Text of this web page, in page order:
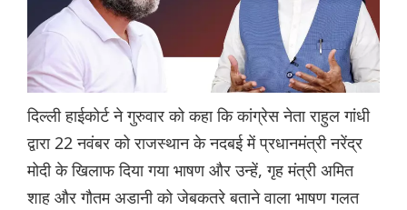
दिल्ली हाईकोर्ट ने गुरुवार को कहा कि कांग्रेस नेता राहुल गांधी
द्वारा 22 नवंबर को राजस्थान के नदबई में प्रधानमंत्री नरेंद्र
मोदी के खिलाफ दिया गया भाषण और उन्हें, गृह मंत्री अमित
शाह और गौतम अडानी को जेबकतरे बताने वाला भाषण गलत